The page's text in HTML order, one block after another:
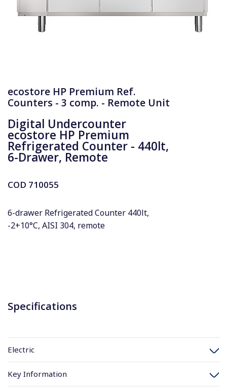
ecostore HP Premium Ref.
Counters - 3 comp. - Remote Unit
Digital Undercounter
ecostore HP Premium
Refrigerated Counter - 440lt,
6-Drawer, Remote
COD 710055
6-drawer Refrigerated Counter 440lt,
-2+10°C, AISI 304, remote
Specifications
Electric
Key Information